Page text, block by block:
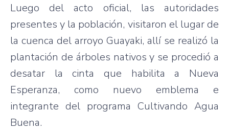
Luego del acto oficial, las autoridades
presentes y la población, visitaron el lugar de
la cuenca del arroyo Guayaki, allí se realizó la
plantación de árboles nativos y se procedió a
desatar la cinta que habilita a Nueva
Esperanza, como nuevo emblema e
integrante del programa Cultivando Agua
Buena.